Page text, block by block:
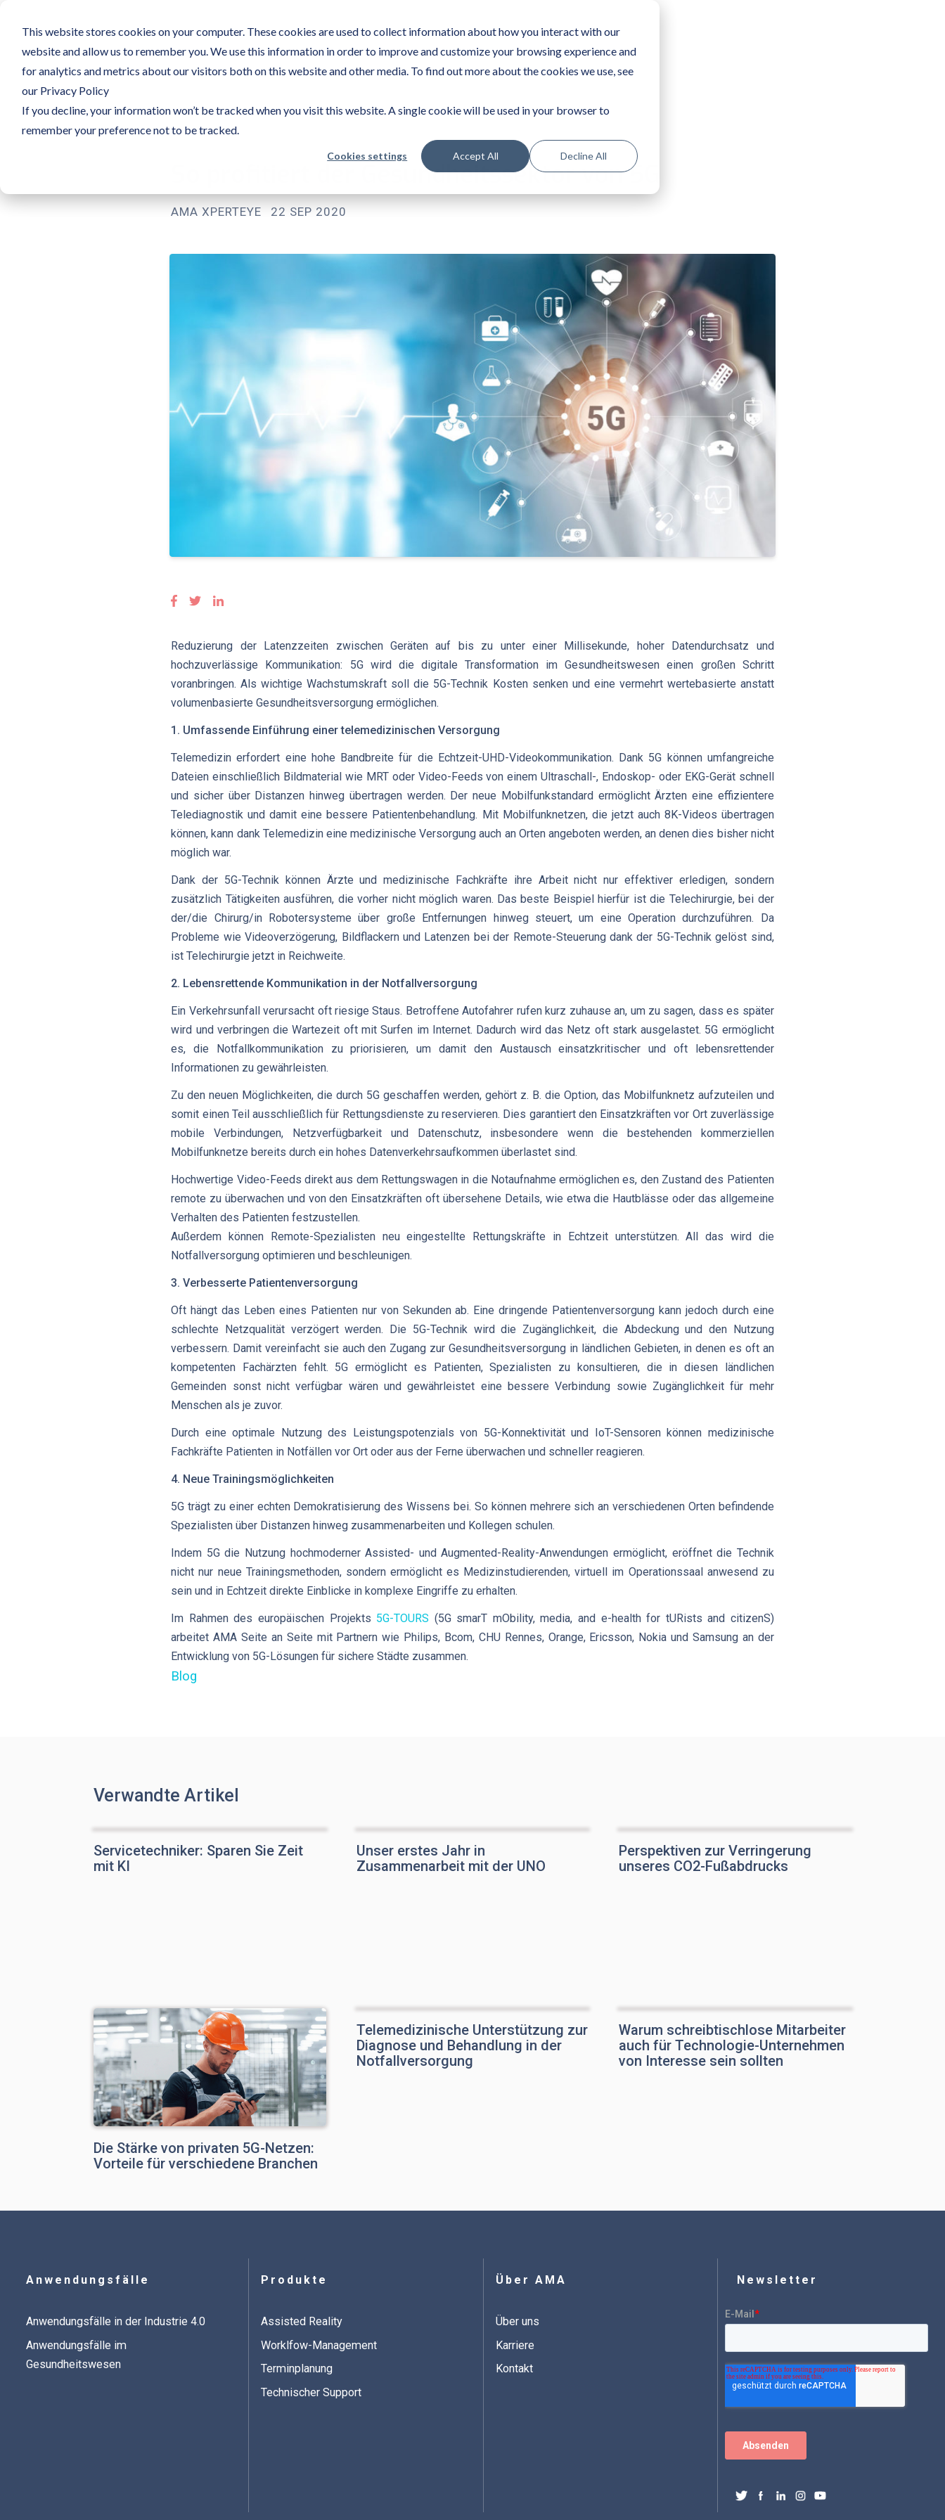
This website stores cookies on your computer. These cookies are used to collect information about how you interact with our
website and allow us to remember you. We use this information in order to improve and customize your browsing experience and
for analytics and metrics about our visitors both on this website and other media. To find out more about the cookies we use, see
our Privacy Policy
If you decline, your information won’t be tracked when you visit this website. A single cookie will be used in your browser to
remember your preference not to be tracked.
Cookies settings Accept All Decline All
So profitiert der Gesundheitssektor von 5G
AMA XPERTEYE 22 SEP 2020
Reduzierung der Latenzzeiten zwischen Geräten auf bis zu unter einer Millisekunde, hoher Datendurchsatz und
hochzuverlässige Kommunikation: 5G wird die digitale Transformation im Gesundheitswesen einen großen Schritt
voranbringen. Als wichtige Wachstumskraft soll die 5G-Technik Kosten senken und eine vermehrt wertebasierte anstatt
volumenbasierte Gesundheitsversorgung ermöglichen.
1. Umfassende Einführung einer telemedizinischen Versorgung
Telemedizin erfordert eine hohe Bandbreite für die Echtzeit-UHD-Videokommunikation. Dank 5G können umfangreiche
Dateien einschließlich Bildmaterial wie MRT oder Video-Feeds von einem Ultraschall-, Endoskop- oder EKG-Gerät schnell
und sicher über Distanzen hinweg übertragen werden. Der neue Mobilfunkstandard ermöglicht Ärzten eine effizientere
Telediagnostik und damit eine bessere Patientenbehandlung. Mit Mobilfunknetzen, die jetzt auch 8K-Videos übertragen
können, kann dank Telemedizin eine medizinische Versorgung auch an Orten angeboten werden, an denen dies bisher nicht
möglich war.
Dank der 5G-Technik können Ärzte und medizinische Fachkräfte ihre Arbeit nicht nur effektiver erledigen, sondern
zusätzlich Tätigkeiten ausführen, die vorher nicht möglich waren. Das beste Beispiel hierfür ist die Telechirurgie, bei der
der/die Chirurg/in Robotersysteme über große Entfernungen hinweg steuert, um eine Operation durchzuführen. Da
Probleme wie Videoverzögerung, Bildflackern und Latenzen bei der Remote-Steuerung dank der 5G-Technik gelöst sind,
ist Telechirurgie jetzt in Reichweite.
2. Lebensrettende Kommunikation in der Notfallversorgung
Ein Verkehrsunfall verursacht oft riesige Staus. Betroffene Autofahrer rufen kurz zuhause an, um zu sagen, dass es später
wird und verbringen die Wartezeit oft mit Surfen im Internet. Dadurch wird das Netz oft stark ausgelastet. 5G ermöglicht
es, die Notfallkommunikation zu priorisieren, um damit den Austausch einsatzkritischer und oft lebensrettender
Informationen zu gewährleisten.
Zu den neuen Möglichkeiten, die durch 5G geschaffen werden, gehört z. B. die Option, das Mobilfunknetz aufzuteilen und
somit einen Teil ausschließlich für Rettungsdienste zu reservieren. Dies garantiert den Einsatzkräften vor Ort zuverlässige
mobile Verbindungen, Netzverfügbarkeit und Datenschutz, insbesondere wenn die bestehenden kommerziellen
Mobilfunknetze bereits durch ein hohes Datenverkehrsaufkommen überlastet sind.
Hochwertige Video-Feeds direkt aus dem Rettungswagen in die Notaufnahme ermöglichen es, den Zustand des Patienten
remote zu überwachen und von den Einsatzkräften oft übersehene Details, wie etwa die Hautblässe oder das allgemeine
Verhalten des Patienten festzustellen.
Außerdem können Remote-Spezialisten neu eingestellte Rettungskräfte in Echtzeit unterstützen. All das wird die
Notfallversorgung optimieren und beschleunigen.
3. Verbesserte Patientenversorgung
Oft hängt das Leben eines Patienten nur von Sekunden ab. Eine dringende Patientenversorgung kann jedoch durch eine
schlechte Netzqualität verzögert werden. Die 5G-Technik wird die Zugänglichkeit, die Abdeckung und den Nutzung
verbessern. Damit vereinfacht sie auch den Zugang zur Gesundheitsversorgung in ländlichen Gebieten, in denen es oft an
kompetenten Fachärzten fehlt. 5G ermöglicht es Patienten, Spezialisten zu konsultieren, die in diesen ländlichen
Gemeinden sonst nicht verfügbar wären und gewährleistet eine bessere Verbindung sowie Zugänglichkeit für mehr
Menschen als je zuvor.
Durch eine optimale Nutzung des Leistungspotenzials von 5G-Konnektivität und IoT-Sensoren können medizinische
Fachkräfte Patienten in Notfällen vor Ort oder aus der Ferne überwachen und schneller reagieren.
4. Neue Trainingsmöglichkeiten
5G trägt zu einer echten Demokratisierung des Wissens bei. So können mehrere sich an verschiedenen Orten befindende
Spezialisten über Distanzen hinweg zusammenarbeiten und Kollegen schulen.
Indem 5G die Nutzung hochmoderner Assisted- und Augmented-Reality-Anwendungen ermöglicht, eröffnet die Technik
nicht nur neue Trainingsmethoden, sondern ermöglicht es Medizinstudierenden, virtuell im Operationssaal anwesend zu
sein und in Echtzeit direkte Einblicke in komplexe Eingriffe zu erhalten.
Im Rahmen des europäischen Projekts 5G-TOURS (5G smarT mObility, media, and e-health for tURists and citizenS)
arbeitet AMA Seite an Seite mit Partnern wie Philips, Bcom, CHU Rennes, Orange, Ericsson, Nokia und Samsung an der
Entwicklung von 5G-Lösungen für sichere Städte zusammen.
Blog
Verwandte Artikel
Servicetechniker: Sparen Sie Zeit
mit KI
Unser erstes Jahr in
Zusammenarbeit mit der UNO
Perspektiven zur Verringerung
unseres CO2-Fußabdrucks
Die Stärke von privaten 5G-Netzen:
Vorteile für verschiedene Branchen
Telemedizinische Unterstützung zur
Diagnose und Behandlung in der
Notfallversorgung
Warum schreibtischlose Mitarbeiter
auch für Technologie-Unternehmen
von Interesse sein sollten
Anwendungsfälle
Anwendungsfälle in der Industrie 4.0
Anwendungsfälle im
Gesundheitswesen
Produkte
Assisted Reality
Worklfow-Management
Terminplanung
Technischer Support
Über AMA
Über uns
Karriere
Kontakt
Newsletter